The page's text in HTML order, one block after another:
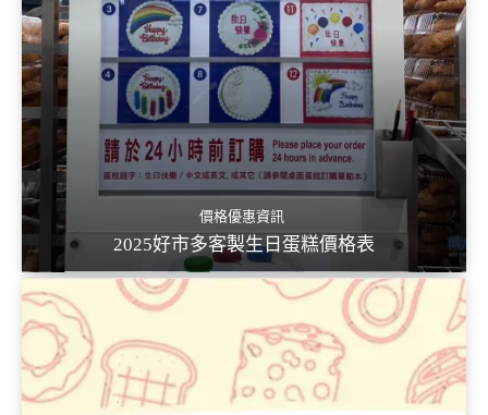
價格優惠資訊
2025好市多客製生日蛋糕價格表